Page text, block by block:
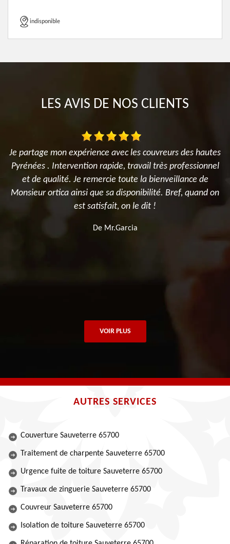
indisponible
LES AVIS DE NOS CLIENTS
Je partage mon expérience avec les couvreurs des hautes
Pyrénées . Intervention rapide, travail très professionnel
et de qualité. Je remercie toute la bienveillance de
Monsieur ortica ainsi que sa disponibilité. Bref, quand on
est satisfait, on le dit !
De Mr.Garcia
VOIR PLUS
AUTRES SERVICES
Couverture Sauveterre 65700
Traitement de charpente Sauveterre 65700
Urgence fuite de toiture Sauveterre 65700
Travaux de zinguerie Sauveterre 65700
Couvreur Sauveterre 65700
Isolation de toiture Sauveterre 65700